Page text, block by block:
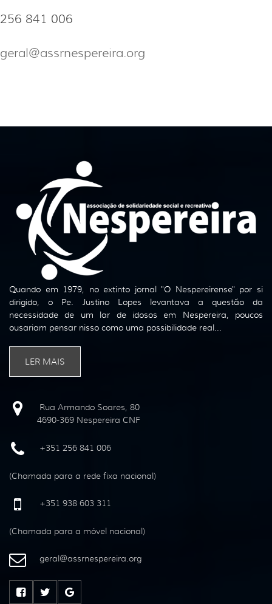
256 841 006
geral@assrnespereira.org
Quando em 1979, no extinto jornal "O Nespereirense" por si
dirigido, o Pe. Justino Lopes levantava a questão da
necessidade de um lar de idosos em Nespereira, poucos
ousariam pensar nisso como uma possibilidade real...
LER MAIS
Rua Armando Soares, 80
4690-369 Nespereira CNF
+351 256 841 006
(Chamada para a rede fixa nacional)
+351 938 603 311
(Chamada para a móvel nacional)
geral@assrnespereira.org